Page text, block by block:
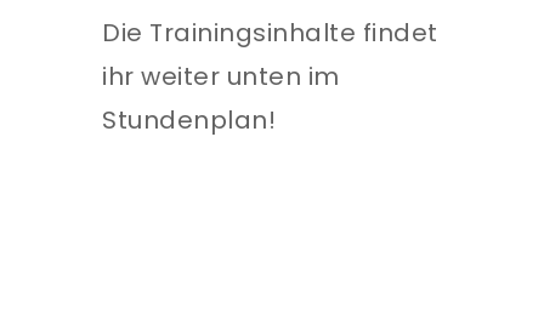
Die Trainingsinhalte findet
ihr weiter unten im
Stundenplan!